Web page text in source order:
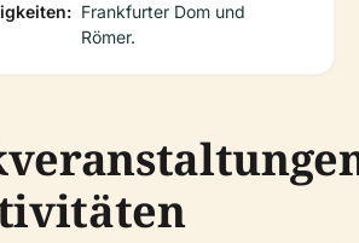
Frankfurter Dom und
Römer.